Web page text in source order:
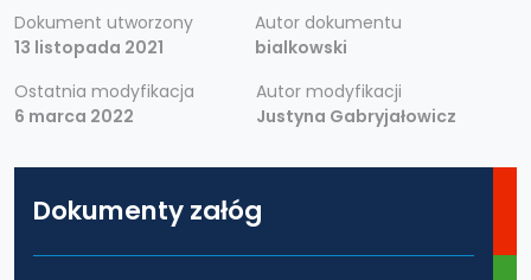
Dokument utworzony
13 listopada 2021
Autor dokumentu
bialkowski
Ostatnia modyfikacja
6 marca 2022
Autor modyfikacji
Justyna Gabryjałowicz
Dokumenty załóg